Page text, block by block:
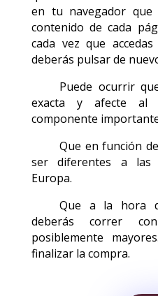
en tu navegador
contenido de cada
cada vez que
deberás pulsar de
Puede ocurrir
exacta y afecte al
componente
Que en función
ser diferentes a las
Europa.
Que a la hora
deberás correr
posiblemente
finalizar la compra.